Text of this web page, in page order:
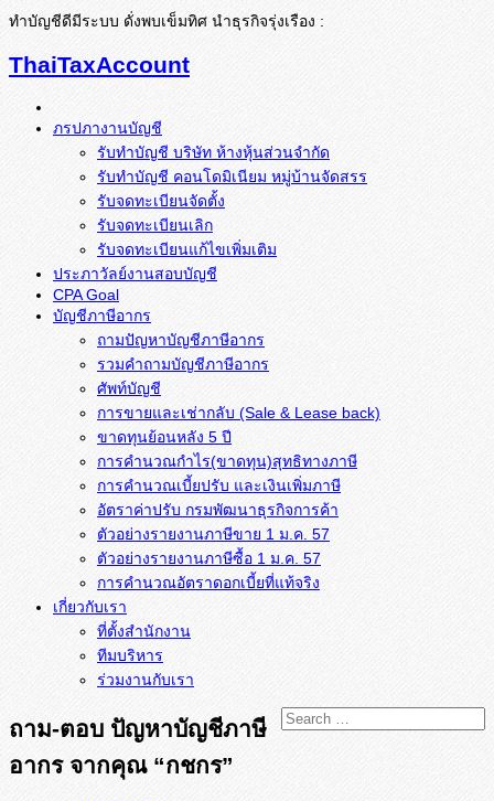
ทำบัญชีดีมีระบบ ดั่งพบเข็มทิศ นำธุรกิจรุ่งเรือง :
ThaiTaxAccount
ภรปภางานบัญชี
รับทำบัญชี บริษัท ห้างหุ้นส่วนจำกัด
รับทำบัญชี คอนโดมิเนียม หมู่บ้านจัดสรร
รับจดทะเบียนจัดตั้ง
รับจดทะเบียนเลิก
รับจดทะเบียนแก้ไขเพิ่มเติม
ประภาวัลย์งานสอบบัญชี
CPA Goal
บัญชีภาษีอากร
ถามปัญหาบัญชีภาษีอากร
รวมคำถามบัญชีภาษีอากร
ศัพท์บัญชี
การขายและเช่ากลับ (Sale & Lease back)
ขาดทุนย้อนหลัง 5 ปี
การคำนวณกำไร(ขาดทุน)สุทธิทางภาษี
การคำนวณเบี้ยปรับ และเงินเพิ่มภาษี
อัตราค่าปรับ กรมพัฒนาธุรกิจการค้า
ตัวอย่างรายงานภาษีขาย 1 ม.ค. 57
การคำนวณอัตราดอกเบี้ยที่แท้จริง
เกี่ยวกับเรา
ที่ตั้งสำนักงาน
ทีมบริหาร
ร่วมงานกับเรา
ถาม-ตอบ ปัญหาบัญชีภาษี
อากร จากคุณ “กชกร”